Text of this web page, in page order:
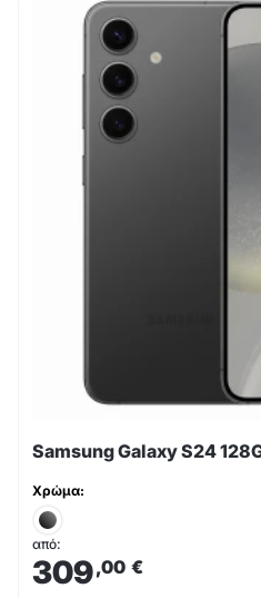
Samsung Galaxy S24
Χρώμα:
από:
309,00 €